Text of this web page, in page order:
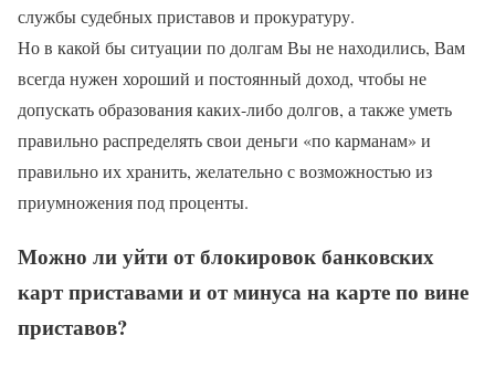
службы судебных приставов и прокуратуру.
Но в какой бы ситуации по долгам Вы не находились, Вам
всегда нужен хороший и постоянный доход, чтобы не
допускать образования каких-либо долгов, а также уметь
правильно распределять свои деньги «по карманам» и
правильно их хранить, желательно с возможностью из
приумножения под проценты.
Можно ли уйти от блокировок банковских
карт приставами и от минуса на карте по вине
приставов?